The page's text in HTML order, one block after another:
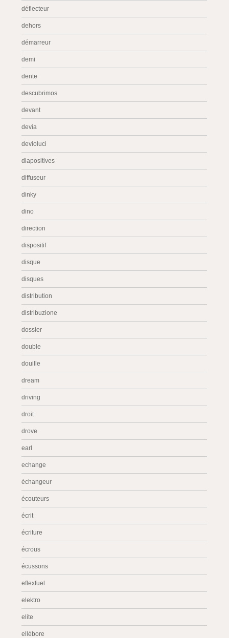
déflecteur
dehors
démarreur
demi
dente
descubrimos
devant
devia
devioluci
diapositives
diffuseur
dinky
dino
direction
dispositif
disque
disques
distribution
distribuzione
dossier
double
douille
dream
driving
droit
drove
earl
echange
échangeur
écouteurs
écrit
écriture
écrous
écussons
eflexfuel
elektro
elite
ellébore